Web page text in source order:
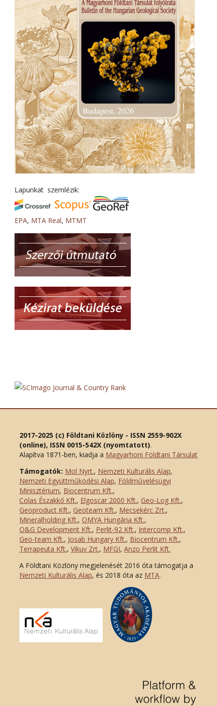
Lapunkat szemlézik:
EPA, MTA Real, MTMT
2017-2025 (c) Földtani Közlöny - ISSN 2559-902X
(online), ISSN 0015-542X (nyomtatott).
Alapítva 1871-ben, kiadja a Magyarhoni Földtani Társulat
Támogatók: Mol Nyrt., Nemzeti Kulturális Alap,
Nemzeti Együttműködési Alap, Földművelésügyi
Minisztérium, Biocentrum Kft.,
Colas Északkő Kft., Elgoscar 2000 Kft., Geo-Log Kft.,
Geoproduct Kft., Geoteam Kft., Mecsekérc Zrt.,
Mineralholding Kft., OMYA Hungária Kft.,
O&G Development Kft., Perlit-92 Kft., Intercomp Kft.,
Geo-team Kft., Josab Hungary Kft., Biocentrum Kft.,
Terrapeuta Kft., Vikuv Zrt., MFGI, Anzo Perlit Kft.
A Földtani Közlöny megjelenését 2016 óta támogatja a
Nemzeti Kulturális Alap, és 2018 óta az MTA.